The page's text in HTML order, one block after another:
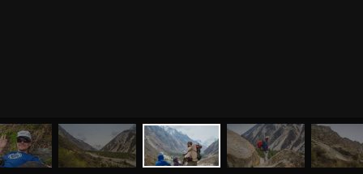
ЙОГА СЕМИНАРЫ МЕНЮ О НАС МАГАЗИН